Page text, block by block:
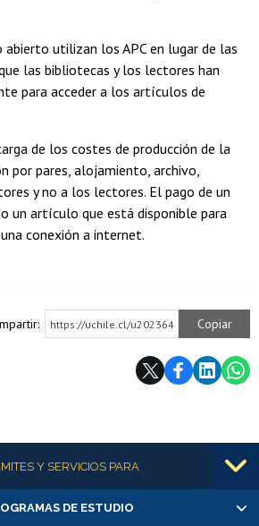
abierto utilizan los APC en lugar de las
las bibliotecas y los lectores han
para acceder a los artículos de
de los costes de producción de la
por pares, alojamiento, archivo,
y no a los lectores. El pago de un
un artículo que está disponible para
conexión a internet.
https://uchile.cl/u202364 Copiar
Y SERVICIOS PARA
os y exalumnas/os
DE ESTUDIO